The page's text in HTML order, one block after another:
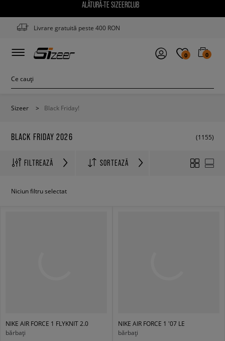
ALĂTURĂ-TE SIZEERCLUB
Livrare gratuită peste 400 RON
0 0
Sizeer > Black Friday!
BLACK FRIDAY 2026 (1155)
FILTREAZĂ SORTEAZĂ
Niciun filtru selectat
NIKE AIR FORCE 1 FLYKNIT 2.0
bărbați
NIKE AIR FORCE 1 '07 LE
bărbați